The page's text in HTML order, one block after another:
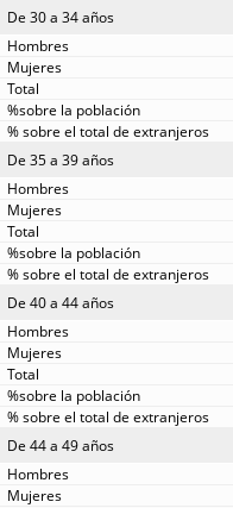
De 30 a 34 años
De 35 a 39 años
De 40 a 44 años
De 44 a 49 años